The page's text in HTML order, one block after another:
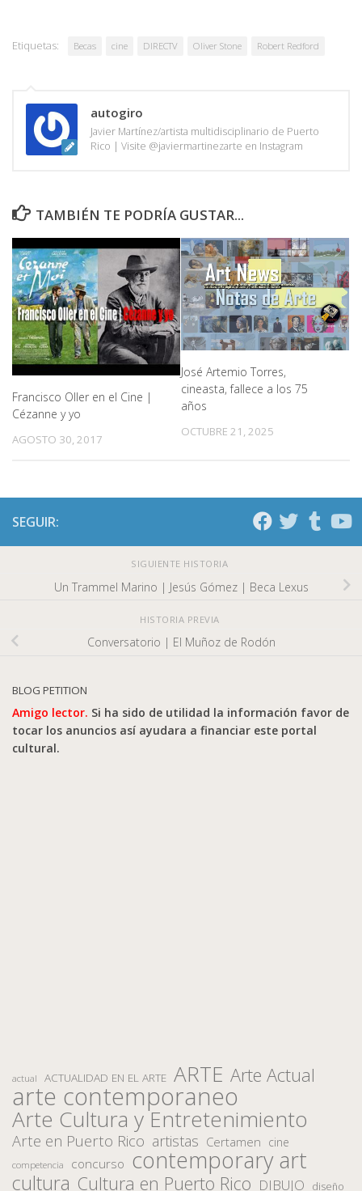
Etiquetas: Becas cine DIRECTV Oliver Stone Robert Redford
autogiro
Javier Martínez/artista multidisciplinario de Puerto
Rico | Visite @javiermartinezarte en Instagram
TAMBIÉN TE PODRÍA GUSTAR...
Francisco Oller en el Cine |
Cézanne y yo
AGOSTO 30, 2017
José Artemio Torres,
cineasta, fallece a los 75
años
OCTUBRE 21, 2025
SEGUIR:
SIGUIENTE HISTORIA
Un Trammel Marino | Jesús Gómez | Beca Lexus
HISTORIA PREVIA
Conversatorio | El Muñoz de Rodón
BLOG PETITION
Amigo lector. Si ha sido de utilidad la información favor de
tocar los anuncios así ayudara a financiar este portal
cultural.
actual ACTUALIDAD EN EL ARTE ARTE Arte Actual
arte contemporaneo
Arte Cultura y Entretenimiento
Arte en Puerto Rico artistas Certamen cine
competencia concurso contemporary art
cultura Cultura en Puerto Rico DIBUJO diseño